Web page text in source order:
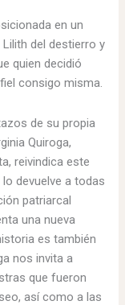
en un
del destierro y
quien decidió
consigo misma.
de su propia
Quiroga,
reivindica este
devuelve a todas
patriarcal
una nueva
es también
nos invita a
que fueron
así como a las